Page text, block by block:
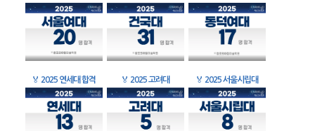
🏅 2025 연세대 합격 🏅 2025 고려대 🏅 2025 서울시립대